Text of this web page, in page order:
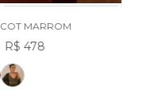
MARROM
R$ 478